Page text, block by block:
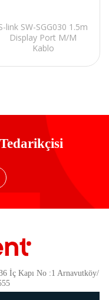
link SW-SGG030 1.5m
Display Port M/M
Kablo
İç Kapı No :1 Arnavutköy/